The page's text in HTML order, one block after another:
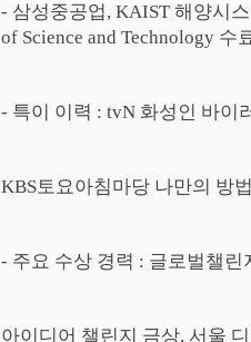
- 삼성중공업, KAIST 해양시
of Science and Technology 수
- 특이 이력 : tvN 화성인 바이
KBS토요아침마당 나만의 방
- 주요 수상 경력 : 글로벌챌린
아이디어 챌린지 금상, 서울